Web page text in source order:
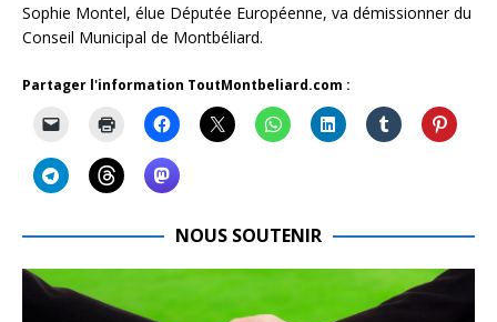
Sophie Montel, élue Députée Européenne, va démissionner du
Conseil Municipal de Montbéliard.
Partager l'information ToutMontbeliard.com :
NOUS SOUTENIR